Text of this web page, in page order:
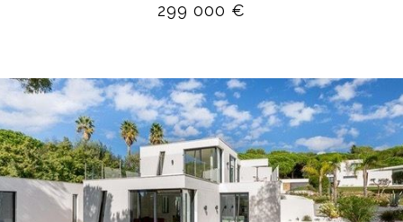
299 000 €